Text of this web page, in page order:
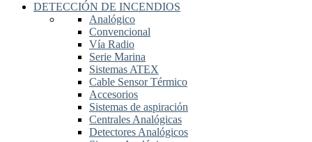
DETECCIÓN DE INCENDIOS
Analógico
Convencional
Vía Radio
Serie Marina
Sistemas ATEX
Cable Sensor Térmico
Accesorios
Sistemas de aspiración
Centrales Analógicas
Detectores Analógicos